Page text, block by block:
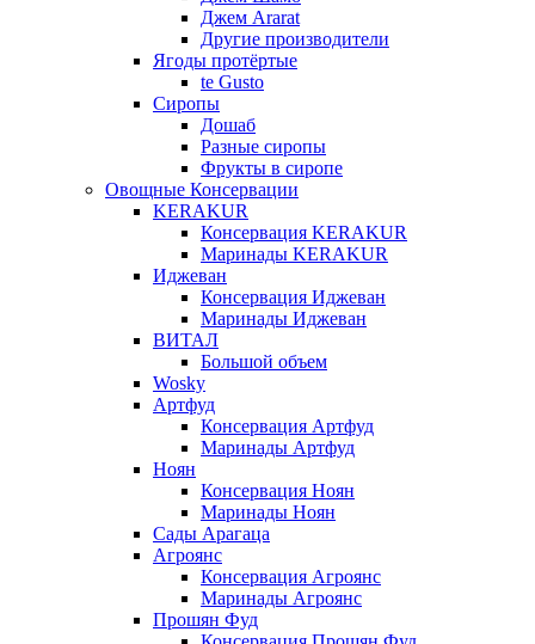
Джем Ararat
Другие производители
Ягоды протёртые
te Gusto
Сиропы
Дошаб
Разные сиропы
Фрукты в сиропе
Овощные Консервации
KERAKUR
Консервация KERAKUR
Маринады KERAKUR
Иджеван
Консервация Иджеван
Маринады Иджеван
ВИТАЛ
Большой объем
Wosky
Артфуд
Консервация Артфуд
Маринады Артфуд
Ноян
Консервация Ноян
Маринады Ноян
Сады Арагаца
Агроянс
Консервация Агроянс
Маринады Агроянс
Прошян Фуд